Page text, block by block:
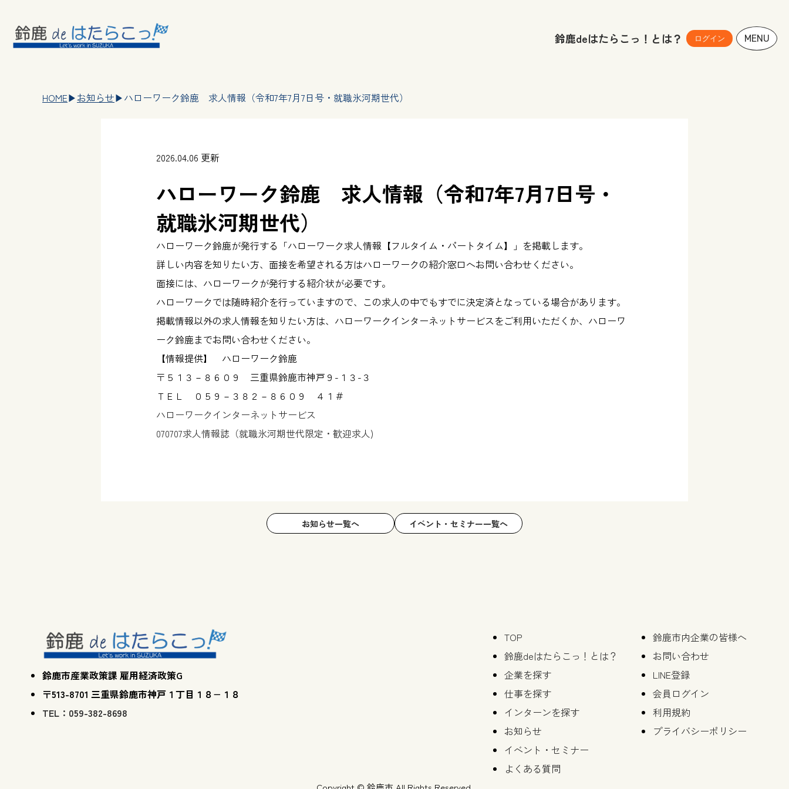
鈴鹿deはたらこっ！とは？ ログイン MENU
HOME▶︎お知らせ▶︎ハローワーク鈴鹿 求人情報（令和7年7月7日号・就職氷河期世代）
2026.04.06 更新
ハローワーク鈴鹿 求人情報（令和7年7月7日号・
就職氷河期世代）
ハローワーク鈴鹿が発行する「ハローワーク求人情報【フルタイム・パートタイム】」を掲載します。
詳しい内容を知りたい方、面接を希望される方はハローワークの紹介窓口へお問い合わせください。
面接には、ハローワークが発行する紹介状が必要です。
ハローワークでは随時紹介を行っていますので、この求人の中でもすでに決定済となっている場合があります。
掲載情報以外の求人情報を知りたい方は、ハローワークインターネットサービスをご利用いただくか、ハローワ
ーク鈴鹿までお問い合わせください。
【情報提供】 ハローワーク鈴鹿
〒５１３－８６０９ 三重県鈴鹿市神戸９-１３-３
ＴＥＬ ０５９－３８２－８６０９ ４１＃
ハローワークインターネットサービス
070707求人情報誌（就職氷河期世代限定・歓迎求人)
お知らせ一覧へ イベント・セミナー一覧へ
鈴鹿市産業政策課 雇用経済政策G
〒513-8701 三重県鈴鹿市神戸１丁目１８−１８
TEL：059-382-8698
TOP
鈴鹿deはたらこっ！とは？
企業を探す
仕事を探す
インターンを探す
お知らせ
イベント・セミナー
よくある質問
鈴鹿市内企業の皆様へ
お問い合わせ
LINE登録
会員ログイン
利用規約
プライバシーポリシー